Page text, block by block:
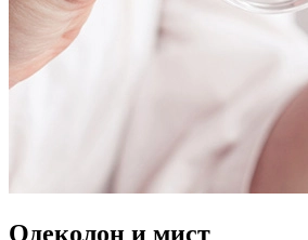
Одеколон и мист